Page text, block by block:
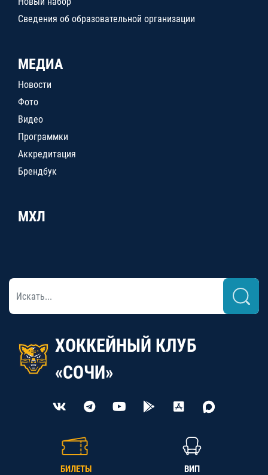
Сведения об образовательной организации
МЕДИА
Новости
Фото
Видео
Программки
Аккредитация
Брендбук
МХЛ
ХОККЕЙНЫЙ КЛУБ
«СОЧИ»
БИЛЕТЫ ВИП